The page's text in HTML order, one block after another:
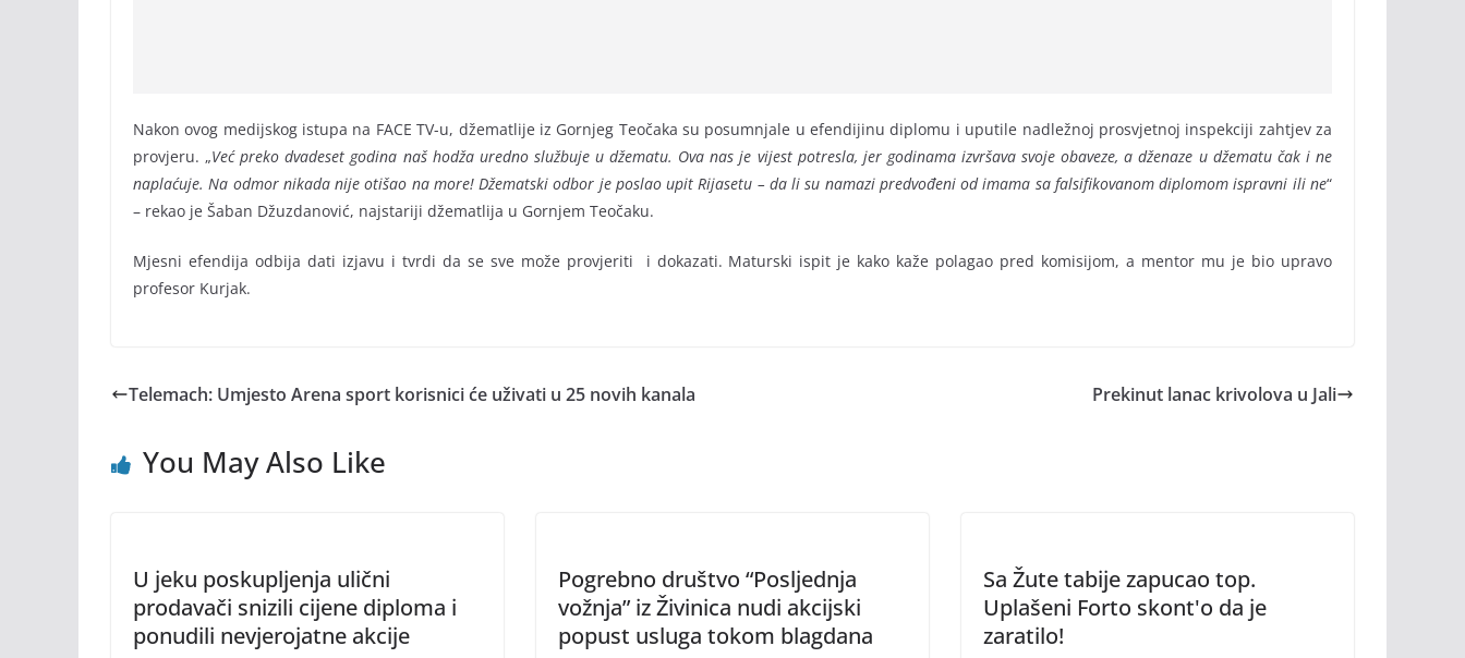
Nakon ovog medijskog istupa na FACE TV-u, džematlije iz Gornjeg Teočaka su posumnjale u efendijinu diplomu i uputile nadležnoj prosvjetnoj inspekciji zahtjev za
provjeru. „Već preko dvadeset godina naš hodža uredno službuje u džematu. Ova nas je vijest potresla, jer godinama izvršava svoje obaveze, a dženaze u džematu čak i ne
naplaćuje. Na odmor nikada nije otišao na more! Džematski odbor je poslao upit Rijasetu – da li su namazi predvođeni od imama sa falsifikovanom diplomom ispravni ili ne“
– rekao je Šaban Džuzdanović, najstariji džematlija u Gornjem Teočaku.
Mjesni efendija odbija dati izjavu i tvrdi da se sve može provjeriti i dokazati. Maturski ispit je kako kaže polagao pred komisijom, a mentor mu je bio upravo
profesor Kurjak.
Telemach: Umjesto Arena sport korisnici će uživati u 25 novih kanala Prekinut lanac krivolova u Jali
You May Also Like
U jeku poskupljenja ulični
prodavači snizili cijene diploma i
ponudili nevjerojatne akcije
Pogrebno društvo “Posljednja
vožnja” iz Živinica nudi akcijski
popust usluga tokom blagdana
Sa Žute tabije zapucao top.
Uplašeni Forto skont'o da je
zaratilo!